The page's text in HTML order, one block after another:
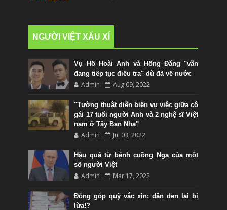
NGƯỜI VIỆT XẤU XÍ
Vụ Hồ Hoài Anh và Hồng Đăng "vẫn
đang tiếp tục điều tra" dù đã về nước
Admin Aug 09, 2022
"Tường thuật diễn biến vụ việc giữa cô
gái 17 tuổi người Anh và 2 nghệ sĩ Việt
nam ở Tây Ban Nha"
Admin Jul 03, 2022
Hậu quả từ bệnh cuồng Nga của một
số người Việt
Admin Mar 17, 2022
Đóng góp quỹ vắc xin: dân đen lại bị
lừa!?